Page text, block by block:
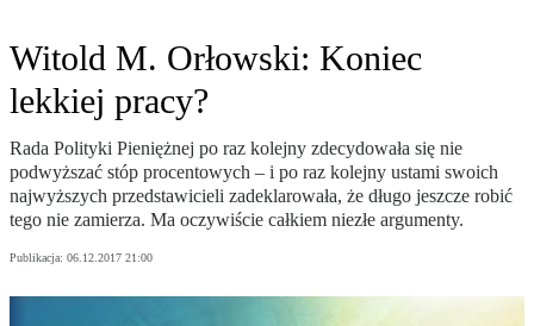
Witold M. Orłowski: Koniec
lekkiej pracy?
Rada Polityki Pieniężnej po raz kolejny zdecydowała się nie
podwyższać stóp procentowych – i po raz kolejny ustami swoich
najwyższych przedstawicieli zadeklarowała, że długo jeszcze robić
tego nie zamierza. Ma oczywiście całkiem niezłe argumenty.
Publikacja: 06.12.2017 21:00